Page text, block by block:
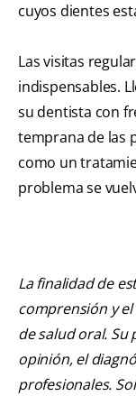
cuyos dientes
Las visitas
indispensables.
su dentista con
temprana de las
como un
problema se
La finalidad de
comprensión y
de salud oral.
opinión, el
profesionales.